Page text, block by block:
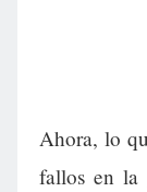
Ahora, lo
fallos en la